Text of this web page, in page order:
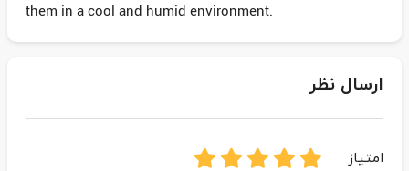
them in a cool and humid environment.
ارسال نظر
امتیاز